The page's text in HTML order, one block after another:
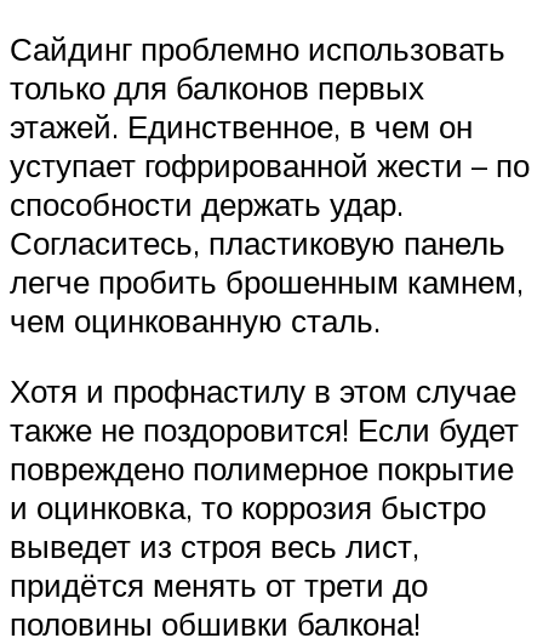
Сайдинг проблемно использовать
только для балконов первых
этажей. Единственное, в чем он
уступает гофрированной жести – по
способности держать удар.
Согласитесь, пластиковую панель
легче пробить брошенным камнем,
чем оцинкованную сталь.
Хотя и профнастилу в этом случае
также не поздоровится! Если будет
повреждено полимерное покрытие
и оцинковка, то коррозия быстро
выведет из строя весь лист,
придётся менять от трети до
половины обшивки балкона!